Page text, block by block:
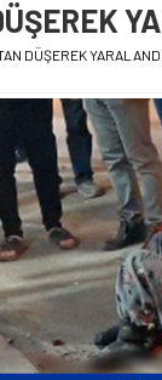
DÜŞEREK YARALANDI